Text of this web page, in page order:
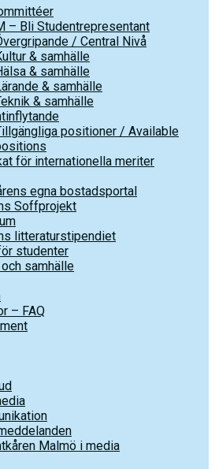
– Bli Studentrepresentant
/ Central Nivå
& samhälle
& samhälle
& samhälle
& samhälle
positioner / Available
för internationella meriter
egna bostadsportal
Soffprojekt
litteraturstipendiet
studenter
samhälle
– FAQ
Malmö i media